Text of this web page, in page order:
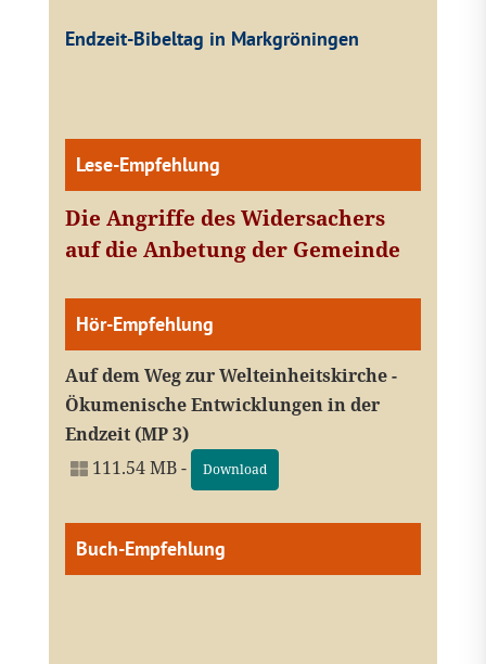
Endzeit-Bibeltag in Markgröningen
Lese-Empfehlung
Die Angriffe des Widersachers
auf die Anbetung der Gemeinde
Hör-Empfehlung
Auf dem Weg zur Welteinheitskirche -
Ökumenische Entwicklungen in der
Endzeit (MP 3)
111.54 MB -
Download
Buch-Empfehlung